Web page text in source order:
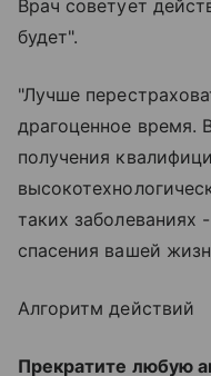
Врач советует
будет".
"Лучше
драгоценное время.
получения
таких заболеваниях
спасения вашей
Алгоритм действий
Прекратите любую